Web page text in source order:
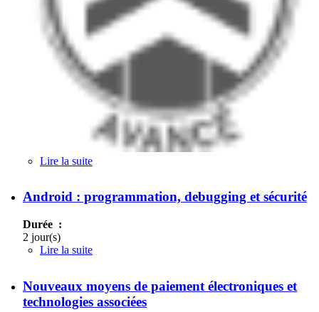
Lire la suite
Android : programmation, debugging et sécurité
Durée :
2 jour(s)
Lire la suite
Nouveaux moyens de paiement électroniques et
technologies associées